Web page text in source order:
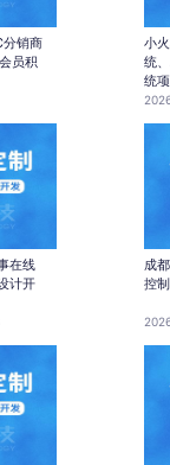
分销商
员积
小
统
统
在线
计开
成
控